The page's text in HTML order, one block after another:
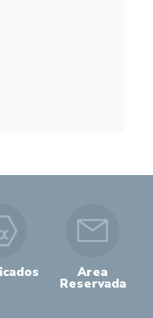
Area
Reservada